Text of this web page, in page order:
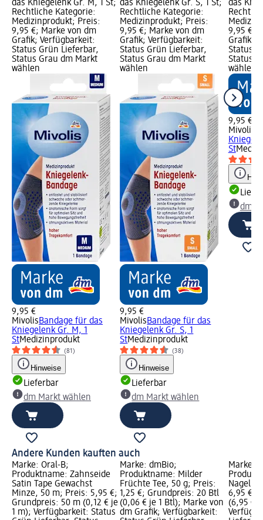
das Kniegelenk Gr. M, 1 St;
Rechtliche Kategorie:
Medizinprodukt; Preis:
9,95 €; Marke von dm
Grafik; Verfügbarkeit:
Status Grün Lieferbar,
Status Grau dm Markt
wählen
9,95 €
MivolisBandage für das
Kniegelenk Gr. M, 1
StMedizinprodukt
(81)
Hinweise
Lieferbar
dm Markt wählen
das Kniegelenk Gr. S, 1 St;
Rechtliche Kategorie:
Medizinprodukt; Preis:
9,95 €; Marke von dm
Grafik; Verfügbarkeit:
Status Grün Lieferbar,
Status Grau dm Markt
wählen
9,95 €
MivolisBandage für das
Kniegelenk Gr. S, 1
StMedizinprodukt
(38)
Hinweise
Lieferbar
dm Markt wählen
das
9,95 €;
Grafik;
Status
Status
wählen
9,95 €
Mivolis
St
dm
Andere Kunden kauften auch
Marke: Oral-B;
Produktname: Zahnseide
Satin Tape Gewachst
Minze, 50 m; Preis: 5,95 €;
Grundpreis: 50 m (0,12 € je
1 m); Verfügbarkeit: Status
Marke: dmBio;
Produktname: Milder
Früchte Tee, 50 g; Preis:
1,25 €; Grundpreis: 20 Btl
(0,06 € je 1 Btl); Marke von
dm Grafik; Verfügbarkeit:
Marke:
6,95 €;
(6,95 €